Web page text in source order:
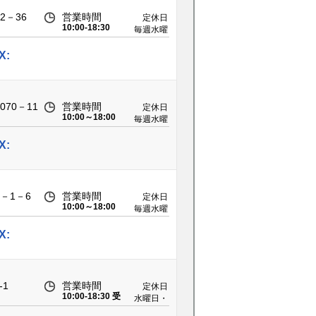
－36 営業時間
10:00-18:30
定休日
毎週水曜
－11 営業時間
10:00～18:00
定休日
毎週水曜
1－6 営業時間
10:00～18:00
定休日
毎週水曜
営業時間
10:00-18:30 受
付:10:00-17:30
定休日
水曜日・